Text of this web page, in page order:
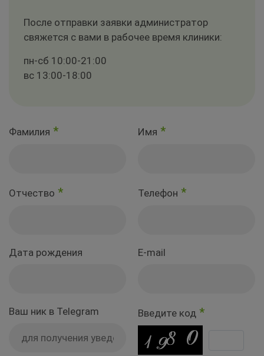
После отправки заявки администратор
свяжется с вами в рабочее время клиники:
пн-сб 10:00-21:00
вс 13:00-18:00
Фамилия * Имя *
Отчество * Телефон *
Дата рождения E-mail
Ваш ник в Telegram Введите код *